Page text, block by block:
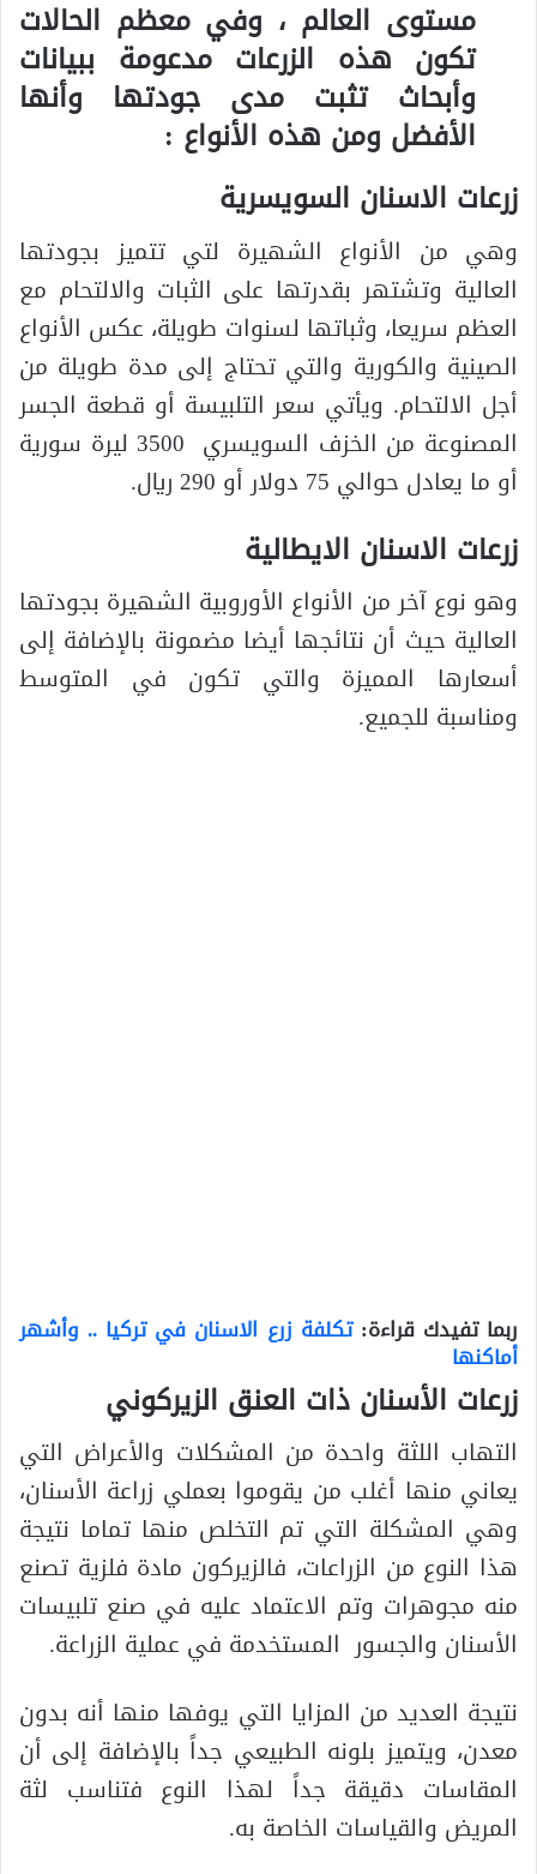
مستوى العالم ، وفي معظم الحالات
تكون هذه الزرعات مدعومة ببيانات
وأبحاث تثبت مدى جودتها وأنها
الأفضل ومن هذه الأنواع :
زرعات الاسنان السويسرية
وهي من الأنواع الشهيرة لتي تتميز بجودتها
العالية وتشتهر بقدرتها على الثبات والالتحام مع
العظم سريعا، وثباتها لسنوات طويلة، عكس الأنواع
الصينية والكورية والتي تحتاج إلى مدة طويلة من
أجل الالتحام. ويأتي سعر التلبيسة أو قطعة الجسر
المصنوعة من الخزف السويسري 3500 ليرة سورية
أو ما يعادل حوالي 75 دولار أو 290 ريال.
زرعات الاسنان الايطالية
وهو نوع آخر من الأنواع الأوروبية الشهيرة بجودتها
العالية حيث أن نتائجها أيضا مضمونة بالإضافة إلى
أسعارها المميزة والتي تكون في المتوسط
ومناسبة للجميع.
ربما تفيدك قراءة:تكلفة زرع الاسنان في تركيا .. وأشهر
أماكنها
زرعات الأسنان ذات العنق الزيركوني
التهاب اللثة واحدة من المشكلات والأعراض التي
يعاني منها أغلب من يقوموا بعملي زراعة الأسنان،
وهي المشكلة التي تم التخلص منها تماما نتيجة
هذا النوع من الزراعات، فالزيركون مادة فلزية تصنع
منه مجوهرات وتم الاعتماد عليه في صنع تلبيسات
الأسنان والجسور المستخدمة في عملية الزراعة.
نتيجة العديد من المزايا التي يوفها منها أنه بدون
معدن، ويتميز بلونه الطبيعي جداً بالإضافة إلى أن
المقاسات دقيقة جداً لهذا النوع فتناسب لثة
المريض والقياسات الخاصة به.